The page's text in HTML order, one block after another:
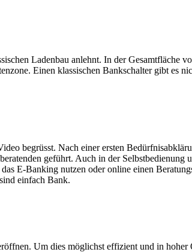
Ladenbau anlehnt. In der Gesamtfläche
Einen klassischen Bankschalter gibt es
begrüsst. Nach einer ersten
geführt. Auch in der Selbstbedienung
E-Banking nutzen oder online einen
einfach Bank.
Um dies möglichst effizient und in hoher